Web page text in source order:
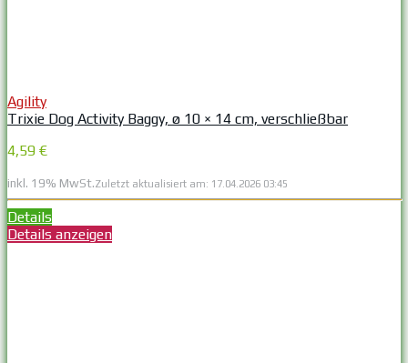
Agility
Trixie Dog Activity Baggy, ø 10 × 14 cm, verschließbar
4,59 €
inkl. 19% MwSt.Zuletzt aktualisiert am: 17.04.2026 03:45
Details
Details anzeigen